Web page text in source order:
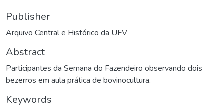
Publisher
Arquivo Central e Histórico da UFV
Abstract
Participantes da Semana do Fazendeiro observando dois
bezerros em aula prática de bovinocultura.
Keywords